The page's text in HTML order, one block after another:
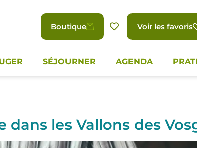
Boutique Voir les favoris
SÉJOURNER AGENDA
les Vallons des